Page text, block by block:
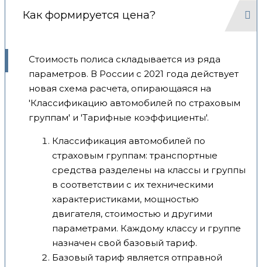
Как формируется цена?
Стоимость полиса складывается из ряда
параметров. В России с 2021 года действует
новая схема расчета, опирающаяся на
'Классификацию автомобилей по страховым
группам' и 'Тарифные коэффициенты'.
Классификация автомобилей по
страховым группам: транспортные
средства разделены на классы и группы
в соответствии с их техническими
характеристиками, мощностью
двигателя, стоимостью и другими
параметрами. Каждому классу и группе
назначен свой базовый тариф.
Базовый тариф является отправной